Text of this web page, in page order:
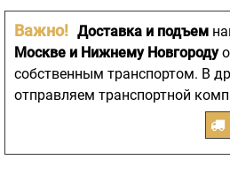
Важно! Доставка и подъем
Москве и Нижнему Новгороду
собственным транспортом. В
отправляем транспортной